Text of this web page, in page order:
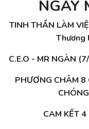
NGÀY
TINH THẦN LÀM
Thương
C.E.O - MR NGÀN
PHƯƠNG CHÂM 8
CAM KẾT 4